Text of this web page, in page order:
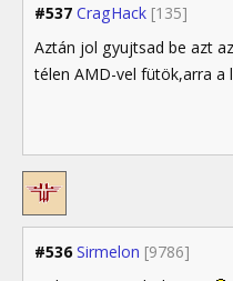
#537 CragHack [135]
Aztán jol gyujtsad be azt
télen AMD-vel fütök,arra a
#536 Sirmelon [9786]